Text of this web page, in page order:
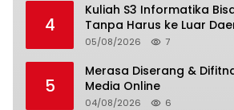
4
Kuliah S3 Informatika
Tanpa Harus ke Luar
05/08/2026 7
5
Merasa Diserang &
Media Online
04/08/2026 6